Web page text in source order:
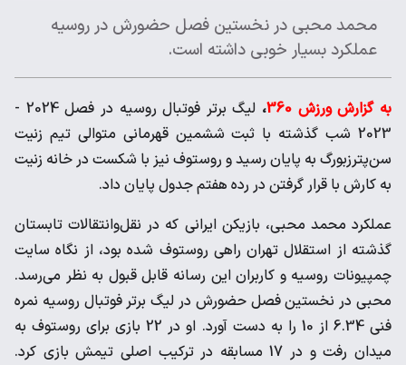
محمد محبی در نخستین فصل حضورش در روسیه
عملکرد بسیار خوبی داشته است.
به گزارش ورزش 360 ،
لیگ برتر فوتبال روسیه در فصل 2024 -
2023 شب گذشته با ثبت ششمین قهرمانی متوالی تیم زنیت
سن‌پترزبورگ به پایان رسید و روستوف نیز با شکست در خانه زنیت
به کارش با قرار گرفتن در رده هفتم جدول پایان داد.
عملکرد محمد محبی، بازیکن ایرانی که در نقل‌وانتقالات تابستان
گذشته از استقلال تهران راهی روستوف شده بود، از نگاه سایت
چمپیونات روسیه و کاربران این رسانه قابل قبول به نظر می‌رسد.
محبی در نخستین فصل حضورش در لیگ برتر فوتبال روسیه نمره
فنی 6.34 از 10 را به دست آورد. او در 22 بازی برای روستوف به
میدان رفت و در 17 مسابقه در ترکیب اصلی تیمش بازی کرد.